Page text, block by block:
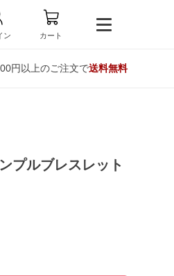
ン カート
円以上のご注文で送料無料
プルブレスレット